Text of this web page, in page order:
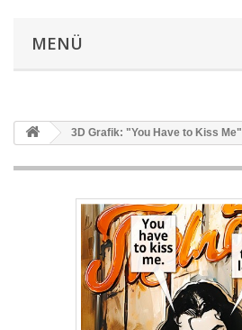
MENÜ
3D Grafik: "You Have to Kiss Me"